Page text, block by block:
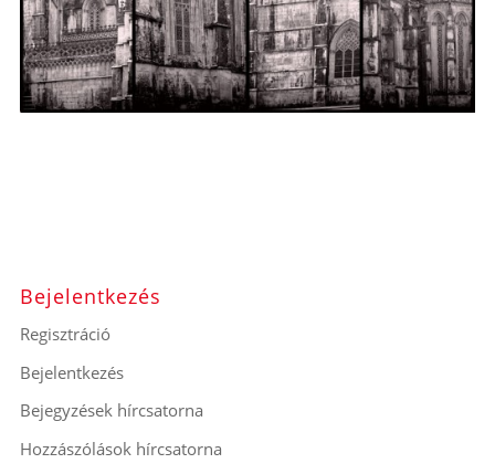
Bejelentkezés
Regisztráció
Bejelentkezés
Bejegyzések hírcsatorna
Hozzászólások hírcsatorna